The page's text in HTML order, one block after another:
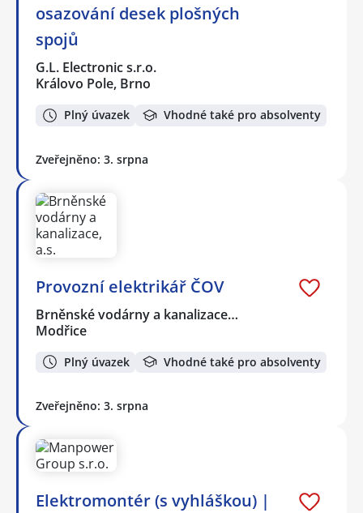
osazování desek plošných
spojů
G.L. Electronic s.r.o.
Královo Pole, Brno
Plný úvazek Vhodné také pro absolventy
Zveřejněno: 3. srpna
Provozní elektrikář ČOV
Brněnské vodárny a kanalizace…
Modřice
Plný úvazek Vhodné také pro absolventy
Zveřejněno: 3. srpna
Elektromontér (s vyhláškou) |